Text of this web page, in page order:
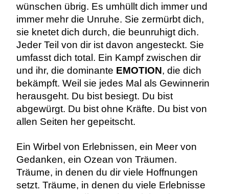
wünschen übrig. Es umhüllt dich immer und
immer mehr die Unruhe. Sie zermürbt dich,
sie knetet dich durch, die beunruhigt dich.
Jeder Teil von dir ist davon angesteckt. Sie
umfasst dich total. Ein Kampf zwischen dir
und ihr, die dominante EMOTION, die dich
bekämpft. Weil sie jedes Mal als Gewinnerin
herausgeht. Du bist besiegt. Du bist
abgewürgt. Du bist ohne Kräfte. Du bist von
allen Seiten her gepeitscht.
Ein Wirbel von Erlebnissen, ein Meer von
Gedanken, ein Ozean von Träumen.
Träume, in denen du dir viele Hoffnungen
setzt. Träume, in denen du viele Erlebnisse